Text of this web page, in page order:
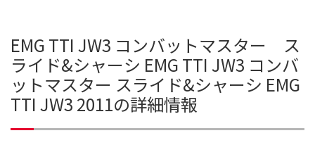
EMG TTI JW3 コンバットマスター ス
ライド&シャーシ EMG TTI JW3 コンバ
ットマスター スライド&シャーシ EMG
TTI JW3 2011の詳細情報